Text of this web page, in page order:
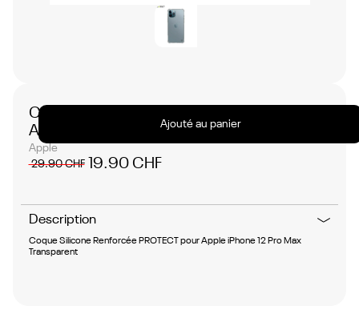
Coque Silicone Renforcée PROTECT pour
Apple iPhone 12 Pro Max Transparent
Apple
29.90 CHF19.90 CHF
Description
Coque Silicone Renforcée PROTECT pour Apple iPhone 12 Pro Max
Transparent
Ajouté au panier